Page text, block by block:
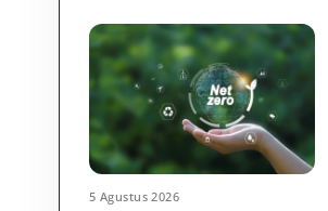
5 Agustus 2026